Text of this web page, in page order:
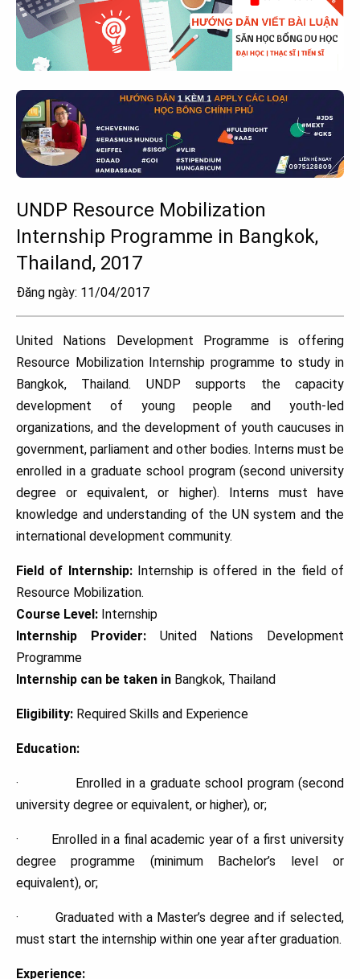
UNDP Resource Mobilization
Internship Programme in Bangkok,
Thailand, 2017
Đăng ngày: 11/04/2017
United Nations Development Programme is offering
Resource Mobilization Internship programme to study in
Bangkok, Thailand. UNDP supports the capacity
development of young people and youth-led
organizations, and the development of youth caucuses in
government, parliament and other bodies. Interns must be
enrolled in a graduate school program (second university
degree or equivalent, or higher). Interns must have
knowledge and understanding of the UN system and the
international development community.
Field of Internship:Internship is offered in the field of
Resource Mobilization.
Course Level: Internship
Internship Provider:United Nations Development
Programme
Internship can be taken in Bangkok, Thailand
Eligibility: Required Skills and Experience
Education:
· Enrolled in a graduate school program (second
university degree or equivalent, or higher), or;
· Enrolled in a final academic year of a first university
degree programme (minimum Bachelor’s level or
equivalent), or;
· Graduated with a Master’s degree and if selected,
must start the internship within one year after graduation.
Experience: